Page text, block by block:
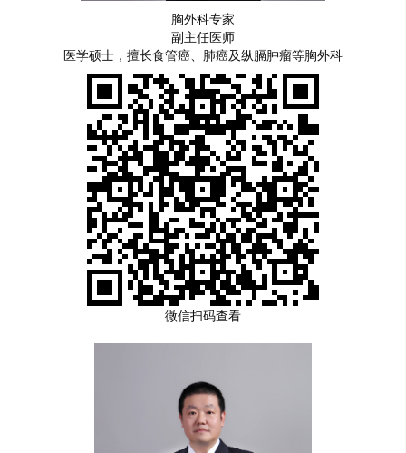
胸外科专家
副主任医师
医学硕士，擅长食管癌、肺癌及纵膈肿瘤等胸外科
微信扫码查看